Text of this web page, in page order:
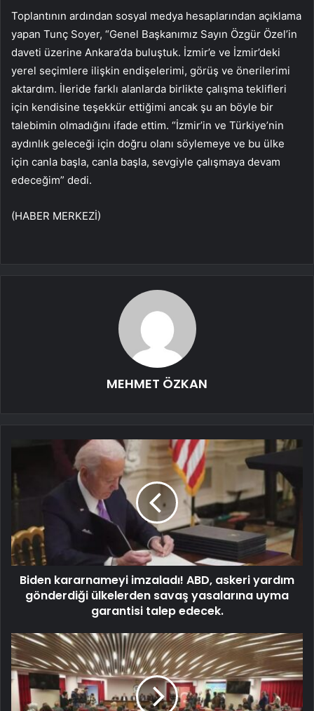
Toplantının ardından sosyal medya hesaplarından açıklama
yapan Tunç Soyer, “Genel Başkanımız Sayın Özgür Özel’in
daveti üzerine Ankara’da buluştuk. İzmir’e ve İzmir’deki
yerel seçimlere ilişkin endişelerimi, görüş ve önerilerimi
aktardım. İleride farklı alanlarda birlikte çalışma teklifleri
için kendisine teşekkür ettiğimi ancak şu an böyle bir
talebimin olmadığını ifade ettim. “İzmir’in ve Türkiye’nin
aydınlık geleceği için doğru olanı söylemeye ve bu ülke
için canla başla, canla başla, sevgiyle çalışmaya devam
edeceğim” dedi.
(HABER MERKEZİ)
MEHMET ÖZKAN
Biden kararnameyi imzaladı! ABD, askeri yardım
gönderdiği ülkelerden savaş yasalarına uyma
garantisi talep edecek.